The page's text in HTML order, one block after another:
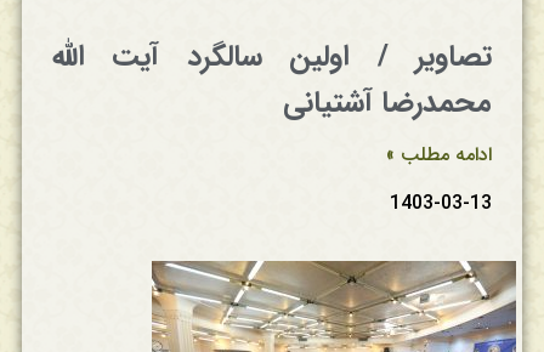
تصاویر / اولین سالگرد آیت الله
محمدرضا آشتیانی
ادامه مطلب »
1403-03-13